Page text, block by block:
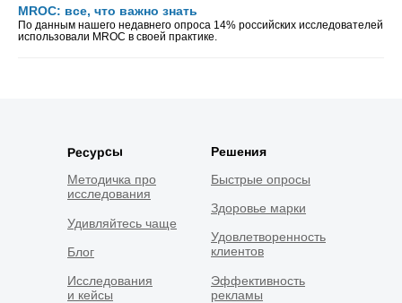
MROC: все, что важно знать
По данным нашего недавнего опроса 14% российских исследователей
использовали MROC в своей практике.
Решения
Быстрые опросы
Здоровье марки
Удовлетворенность
клиентов
Эффективность
рекламы
Ресурсы
Методичка про
исследования
Исследования
и кейсы
Блог
Удивляйтесь чаще